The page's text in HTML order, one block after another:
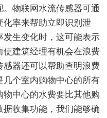
物联网水流传感器可通
率来帮助立即识别泄
生变化时，这可能表示
建筑经理有机会在浪费
器还可以帮助查明浪费
个室内购物中心的所有
中心的水费要比其他购
收集功能，我们能够确